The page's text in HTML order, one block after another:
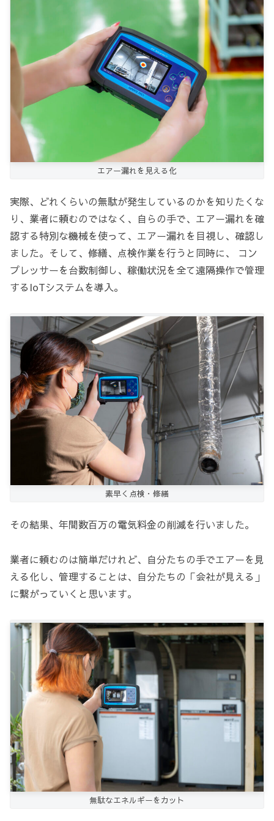
エアー漏れを見える化
実際、どれくらいの無駄が発生しているのかを知りたくな
り、業者に頼むのではなく、自らの手で、エアー漏れを確
認する特別な機械を使って、エアー漏れを目視し、確認し
ました。そして、修繕、点検作業を行うと同時に、 コン
プレッサーを台数制御し、稼働状況を全て遠隔操作で管理
するIoTシステムを導入。
素早く点検・修繕
その結果、年間数百万の電気料金の削減を行いました。
業者に頼むのは簡単だけれど、自分たちの手でエアーを見
える化し、管理することは、自分たちの「会社が見える」
に繋がっていくと思います。
無駄なエネルギーをカット